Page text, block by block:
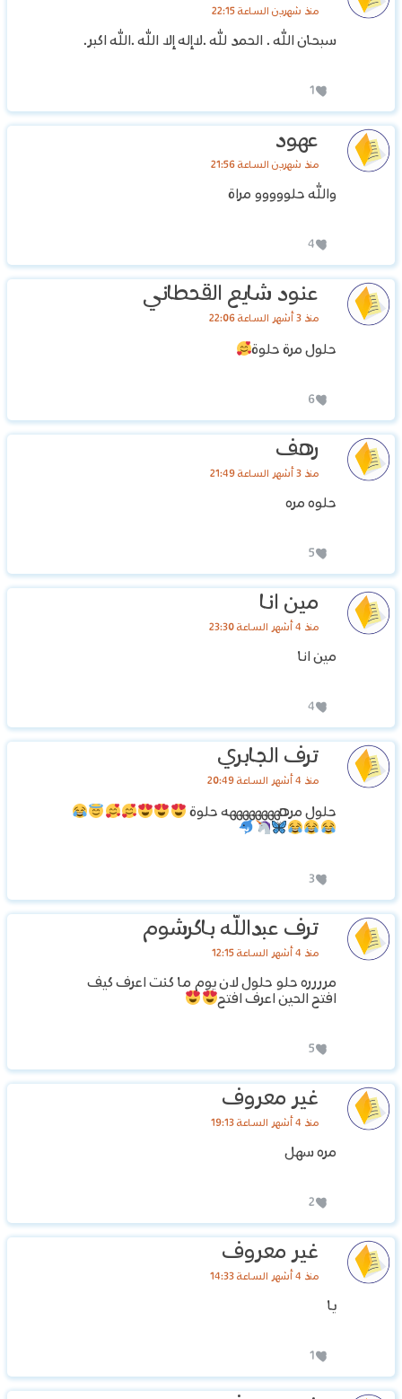
منذ شهرين الساعة 22:15
سبحان الله . الحمد لله .لاإله إلا الله .الله اكبر.
1
عهود
منذ شهرين الساعة 21:56
والله حلووووو مراة
4
‏عنود شايع القحطاني
منذ 3 أشهر الساعة 22:06
‏حلول مرة حلوة
6
رهف
منذ 3 أشهر الساعة 21:49
حلوه مره
5
مين انا
منذ 4 أشهر الساعة 23:30
مين انا
4
ترف الجابري
منذ 4 أشهر الساعة 20:49
حلول مرهههههههههه حلوة
3
ترف عبدالله باكرشوم
منذ 4 أشهر الساعة 12:15
مرررره حلو حلول لان يوم ما كنت اعرف كيف
افتح الحين اعرف افتح
5
غير معروف
منذ 4 أشهر الساعة 19:13
مره سهل
2
غير معروف
منذ 4 أشهر الساعة 14:33
يا
1